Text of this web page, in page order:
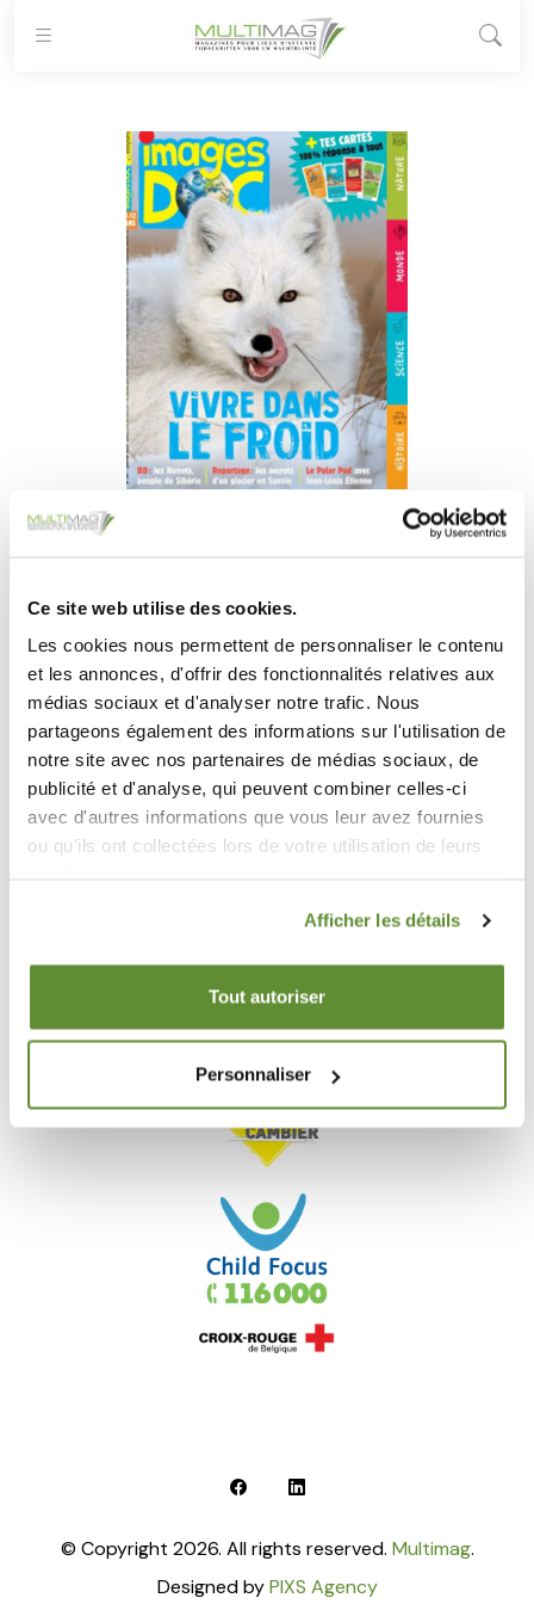
Ce site web utilise des cookies.
Les cookies nous permettent de personnaliser le contenu
et les annonces, d'offrir des fonctionnalités relatives aux
médias sociaux et d'analyser notre trafic. Nous
partageons également des informations sur l'utilisation de
notre site avec nos partenaires de médias sociaux, de
publicité et d'analyse, qui peuvent combiner celles-ci
avec d'autres informations que vous leur avez fournies
ou qu'ils ont collectées lors de votre utilisation de leurs
Afficher les détails
Tout autoriser
Personnaliser
Avenue des Pâquerettes 55/6 1410
Waterloo
+32 2 354 95 32
© Copyright 2026. All rights reserved. Multimag.
Designed byPIXS Agency